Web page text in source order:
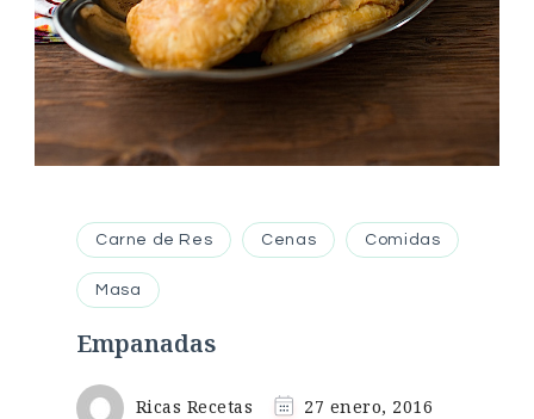
Carne de Res Cenas Comidas
Masa
Empanadas
Ricas Recetas 27 enero, 2016